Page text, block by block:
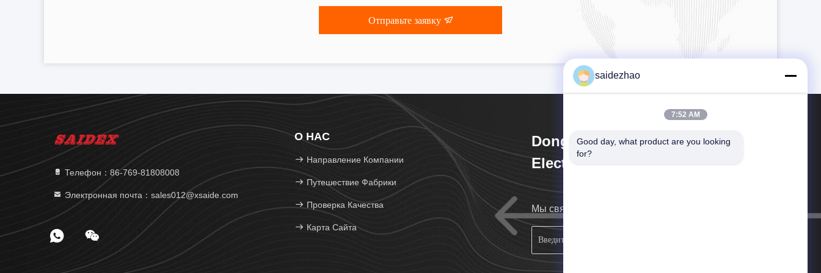
Отправьте заявку
Телефон：86-769-81808008
Электронная почта：sales012@xsaide.com
О НАС
Направление Компании
Путешествие Фабрики
Проверка Качества
Карта Сайта
Dongguan Saide
Electromechanical Equipment Co.,
Ltd.
Мы свяжемся с вами как можно скорее.
saidezhao
7:52 AM
Good day, what product are you looking
for?